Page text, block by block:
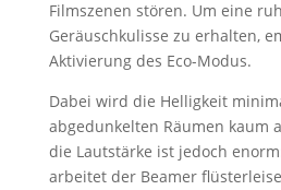
Filmszenen stören. Um eine
Geräuschkulisse zu erhalten,
Aktivierung des Eco-Modus.
Dabei wird die Helligkeit
abgedunkelten Räumen kaum
die Lautstärke ist jedoch
arbeitet der Beamer